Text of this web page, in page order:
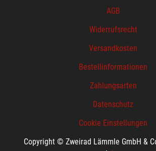
AGB
Widerrufsrecht
Versandkosten
Bestellinformationen
Zahlungsarten
Datenschutz
Cookie Einstellungen
Copyright © Zweirad Lämmle GmbH &